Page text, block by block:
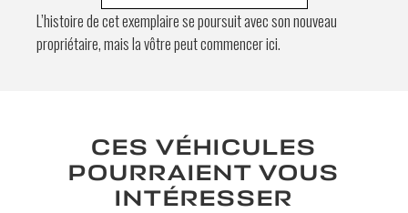
commerciale.
L’histoire de cet exemplaire se poursuit avec son nouveau
propriétaire, mais la vôtre peut commencer ici.
CES VÉHICULES
POURRAIENT VOUS
INTÉRESSER